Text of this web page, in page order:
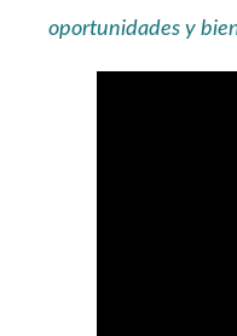
oportunidades y